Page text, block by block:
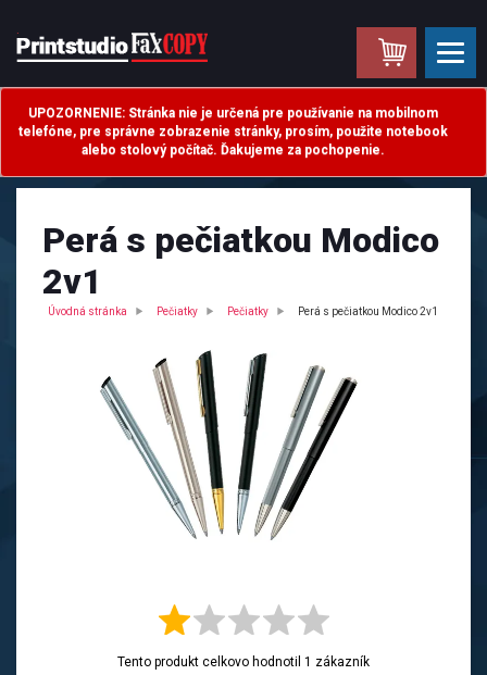
UPOZORNENIE: Stránka nie je určená pre používanie na mobilnom
telefóne, pre správne zobrazenie stránky, prosím, použite notebook
alebo stolový počítač. Ďakujeme za pochopenie.
.
Perá s pečiatkou Modico
2v1
Úvodná stránka Pečiatky Pečiatky Perá s pečiatkou Modico 2v1
Tento produkt celkovo hodnotil 1 zákazník